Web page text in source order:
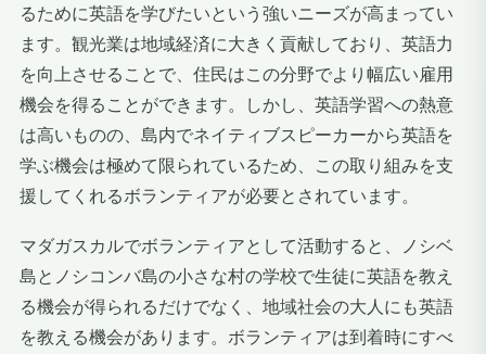
るために英語を学びたいという強いニーズが高まってい
ます。観光業は地域経済に大きく貢献しており、英語力
を向上させることで、住民はこの分野でより幅広い雇用
機会を得ることができます。しかし、英語学習への熱意
は高いものの、島内でネイティブスピーカーから英語を
学ぶ機会は極めて限られているため、この取り組みを支
援してくれるボランティアが必要とされています。
マダガスカルでボランティアとして活動すると、ノシベ
島とノシコンバ島の小さな村の学校で生徒に英語を教え
る機会が得られるだけでなく、地域社会の大人にも英語
を教える機会があります。ボランティアは到着時にすべ